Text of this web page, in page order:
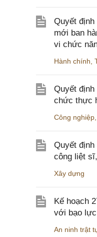
Quyết
mới ban
vi chức
Hành chính
Quyết
chức thực
Công nghiệp
Quyết
công liệt
Xây dựng
Kế hoạch
với bạo
An ninh trật